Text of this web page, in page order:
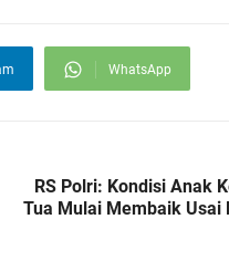
WhatsApp
RS Polri: Kondisi Anak
Tua Mulai Membaik Usai